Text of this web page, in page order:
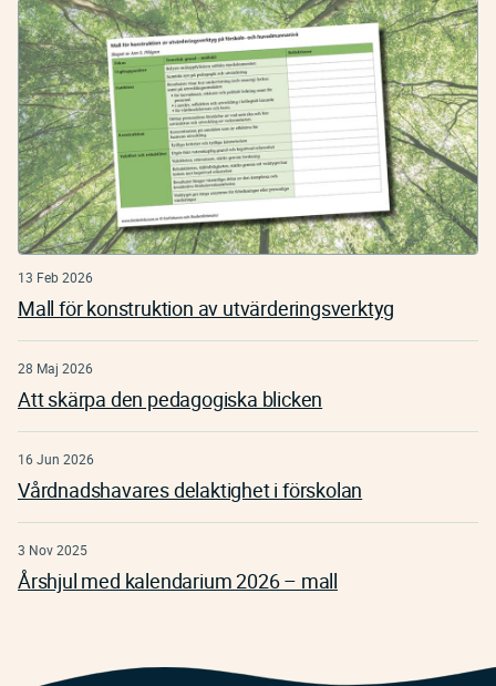
13 Feb 2026
Mall för konstruktion av utvärderingsverktyg
28 Maj 2026
Att skärpa den pedagogiska blicken
16 Jun 2026
Vårdnadshavares delaktighet i förskolan
3 Nov 2025
Årshjul med kalendarium 2026 – mall